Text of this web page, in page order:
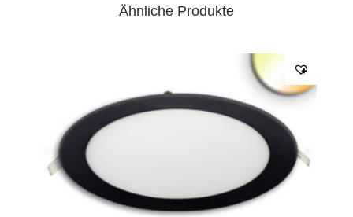
Ähnliche Produkte